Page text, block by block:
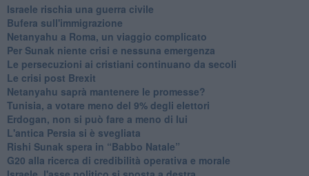
Israele rischia una guerra civile
Bufera sull'immigrazione
Netanyahu a Roma, un viaggio complicato
Per Sunak niente crisi e nessuna emergenza
Le persecuzioni ai cristiani continuano da secoli
Le crisi post Brexit
Netanyahu saprà mantenere le promesse?
Tunisia, a votare meno del 9% degli elettori
Erdogan, non si può fare a meno di lui
L'antica Persia si è svegliata
Rishi Sunak spera in “Babbo Natale”
G20 alla ricerca di credibilità operativa e morale